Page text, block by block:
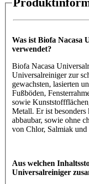
Was ist Biofa
verwendet?
Biofa Nacasa
Universalreiniger zur
gewachsten, lasierten
Fußböden,
sowie
Metall. Er ist
abbaubar, sowie ohne
von Chlor, Salmiak und
Aus welchen
Universalreiniger